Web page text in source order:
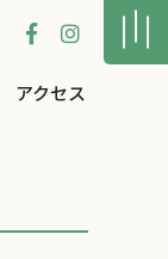
アクセス